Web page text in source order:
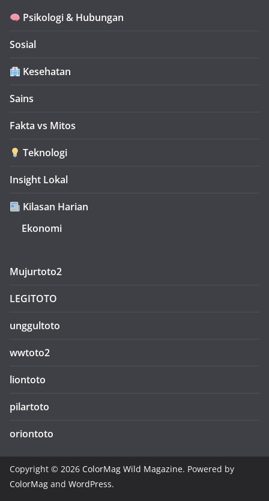
Psikologi & Hubungan
Sosial
Kesehatan
Sains
Fakta vs Mitos
Teknologi
Insight Lokal
Kilasan Harian
Ekonomi
Mujurtoto2
LEGITOTO
unggultoto
wwtoto2
liontoto
pilartoto
oriontoto
Copyright © 2026 ColorMag Wild Magazine. Powered by
ColorMag and WordPress.